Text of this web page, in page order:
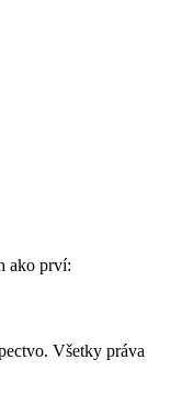
ako prví:
Všetky práva